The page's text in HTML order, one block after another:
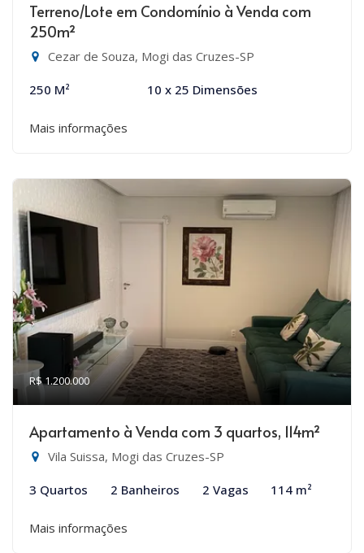
Terreno/Lote em Condomínio à Venda com
250m²
Cezar de Souza, Mogi das Cruzes-SP
250 M² 10 x 25 Dimensões
Mais informações
R$ 1.200.000
Apartamento à Venda com 3 quartos, 114m²
Vila Suissa, Mogi das Cruzes-SP
3 Quartos 2 Banheiros 2 Vagas 114 m²
Mais informações